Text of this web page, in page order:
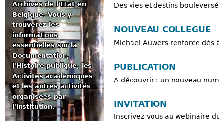
Des vies et destins
NOUVEAU COLLEGUE
Michael Auwers renforce dès
PUBLICATION
A découvrir : un nouveau
INVITATION
Inscrivez-vous au webinaire
Archives de l'Etat en
Belgique. Vous y
trouverez les
informations
essentielles sur la
Documentation,
l'Histoire publique, les
Activités académiques
et les autres activités
organisées par
l'institution.